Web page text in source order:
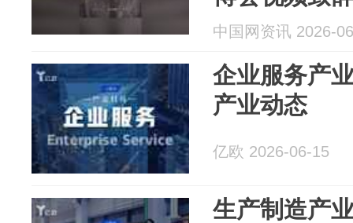
届链博...
中国网资讯 2026-
企业服务产
产业动态
亿欧 2026-06-15
生产制造产